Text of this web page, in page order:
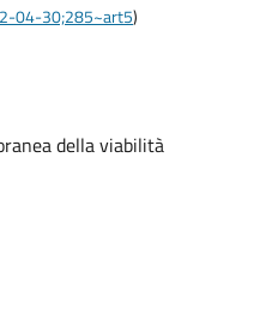
04-30;285~art5)
della viabilità